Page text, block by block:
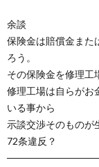
余談
保険金は賠償金また
ろう。
その保険金を修理工
修理工場は自らがお
いる事から
示談交渉そのものが
72条違反？